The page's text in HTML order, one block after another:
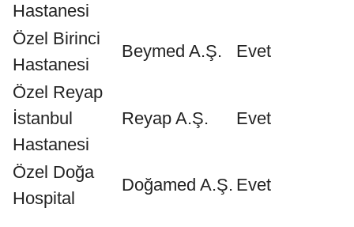
Hastanesi
Özel Birinci
Hastanesi
Beymed A.Ş. Evet
Özel Reyap
İstanbul
Hastanesi
Reyap A.Ş. Evet
Özel Doğa
Hospital
Doğamed A.Ş. Evet